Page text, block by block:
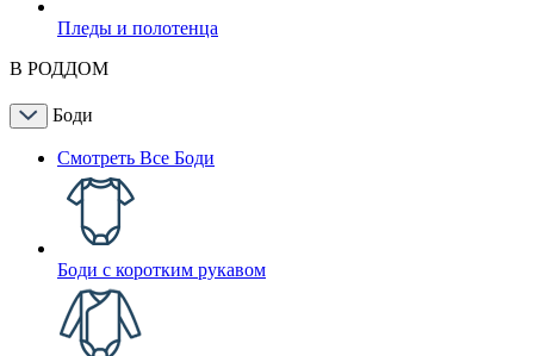
Пледы и полотенца
В РОДДОМ
Боди
Смотреть Все Боди
Боди с коротким рукавом